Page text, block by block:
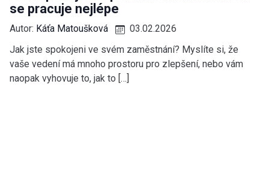
se pracuje nejlépe
Autor: Káťa Matoušková
03.02.2026
Jak jste spokojeni ve svém zaměstnání? Myslíte si, že
vaše vedení má mnoho prostoru pro zlepšení, nebo vám
naopak vyhovuje to, jak to […]